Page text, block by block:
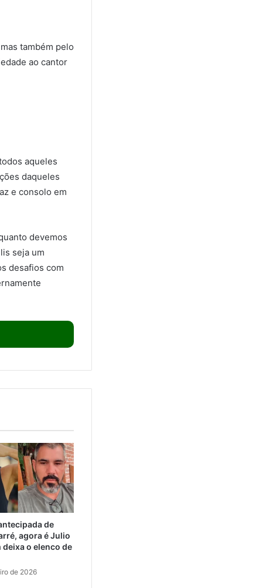
também pelo
ao cantor
aqueles
daqueles
e consolo em
devemos
seja um
desafios com
de
agora é Julio
deixa o elenco de
de 2026